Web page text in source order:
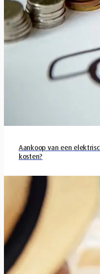
Aankoop van een
kosten?